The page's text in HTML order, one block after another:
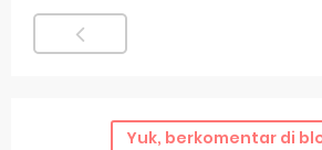
Yuk, berkomentar di